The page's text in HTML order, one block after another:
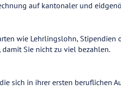
auf kantonaler und
wie Lehrlingslohn,
Sie nicht zu viel bezahlen.
sich in ihrer ersten